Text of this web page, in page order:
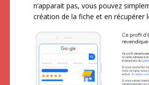
n’apparait pas, vous pouvez
création de la fiche et en récupérer